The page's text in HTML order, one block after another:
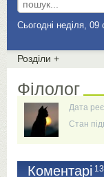
Сьогодні неділя, 09
Розділи +
Філолог
Дата
Стан
Коментарі